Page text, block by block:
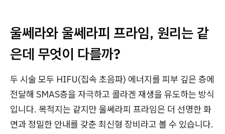
울쎄라와 울쎄라피 프라임, 원리는 같
은데 무엇이 다를까?
두 시술 모두 HIFU(집속 초음파) 에너지를 피부 깊은 층에
전달해 SMAS층을 자극하고 콜라겐 재생을 유도하는 방식
입니다. 목적지는 같지만 울쎄라피 프라임은 더 선명한 화
면과 정밀한 안내를 갖춘 최신형 장비라고 볼 수 있습니다.